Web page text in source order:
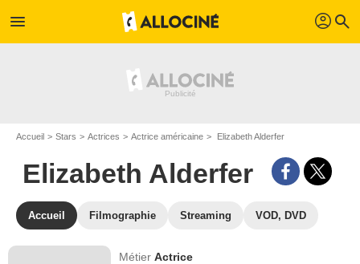
menu profil search
Accueil Stars Actrices Actrice américaine Elizabeth Alderfer
Elizabeth Alderfer
Accueil Filmographie Streaming VOD, DVD
MétierActrice